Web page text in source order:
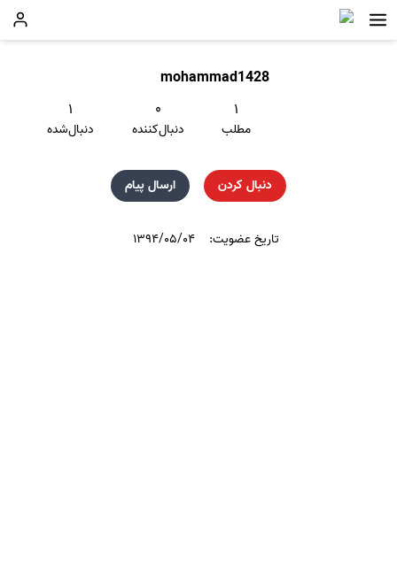
mohammad1428
۱
مطلب
۰
دنبال‌کننده
۱
دنبال‌شده
دنبال کردن ارسال پیام
تاریخ عضویت: ۱۳۹۴/۰۵/۰۴